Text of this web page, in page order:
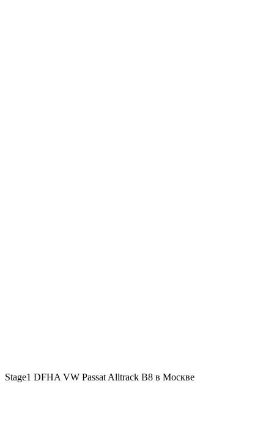
Stage1 DFHA VW Passat Alltrack B8 в Москве